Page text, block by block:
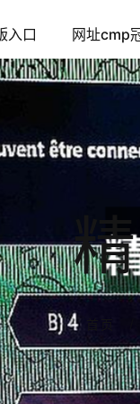
入口 网址cmp